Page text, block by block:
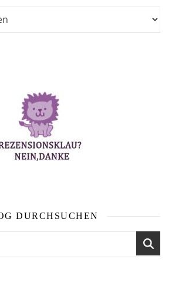
DURCHSUCHEN